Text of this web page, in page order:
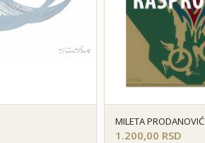
MILETA PRODANOVIĆ
1.200,00 RSD